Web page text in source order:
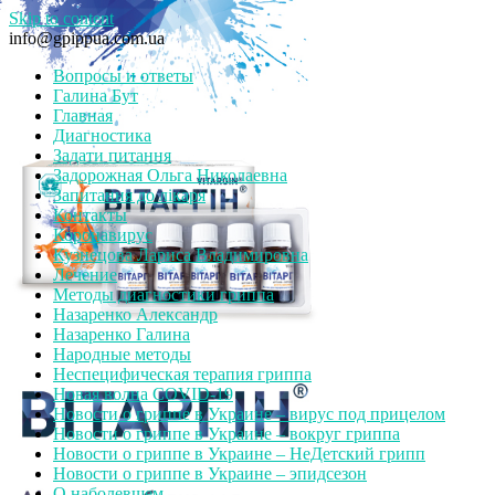
Skip to content
info@gpippua.com.ua
Вопросы и ответы
Галина Бут
Главная
Диагностика
Задати питання
Задорожная Ольга Николаевна
Запитання до лікаря
Контакты
Коронавирус
Кузнецова Лариса Владимировна
Лечение
Методы диагностики гриппа
Назаренко Александр
Назаренко Галина
Народные методы
Неспецифическая терапия гриппа
Новая волна COVID-19
Новости о гриппе в Украине – вирус под прицелом
Новости о гриппе в Украине – вокруг гриппа
Новости о гриппе в Украине – НеДетский грипп
Новости о гриппе в Украине – эпидсезон